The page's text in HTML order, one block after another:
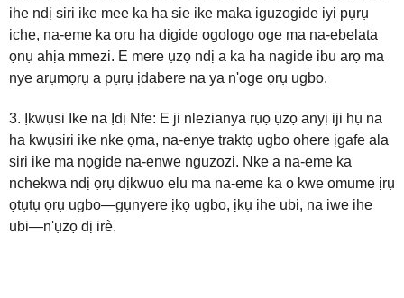
ihe ndị siri ike mee ka ha sie ike maka iguzogide iyi pụrụ
iche, na-eme ka ọrụ ha dịgide ogologo oge ma na-ebelata
ọnụ ahịa mmezi. E mere ụzọ ndị a ka ha nagide ibu arọ ma
nye arụmọrụ a pụrụ ịdabere na ya n'oge ọrụ ugbo.
3. Ịkwụsi Ike na Ịdị Nfe: E ji nlezianya rụọ ụzọ anyị iji hụ na
ha kwụsiri ike nke ọma, na-enye traktọ ugbo ohere ịgafe ala
siri ike ma nọgide na-enwe nguzozi. Nke a na-eme ka
nchekwa ndị ọrụ dịkwuo elu ma na-eme ka o kwe omume ịrụ
ọtụtụ ọrụ ugbo—gụnyere ịkọ ugbo, ịkụ ihe ubi, na iwe ihe
ubi—n'ụzọ dị irè.